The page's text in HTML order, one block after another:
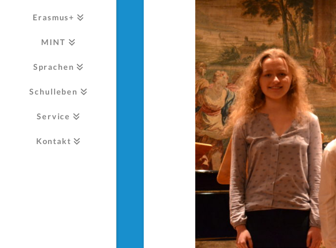
Erasmus+
MINT
Sprachen
Schulleben
Service
Kontakt